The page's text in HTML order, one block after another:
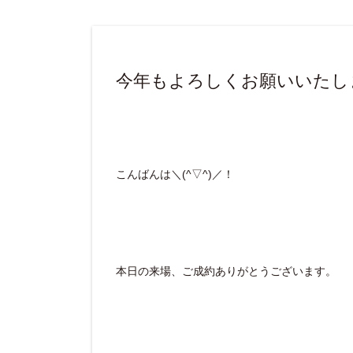
今年もよろしくお願いいたし
こんばんは＼(^▽^)／！
本日の来場、ご成約ありがとうございます。